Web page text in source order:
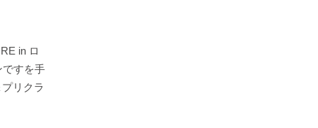
in ロ
ですを手
リクラ